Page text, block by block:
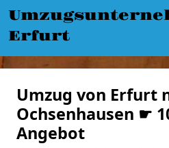
Erfurt
Umzug von Erfurt
Ochsenhausen ☛
Angebot